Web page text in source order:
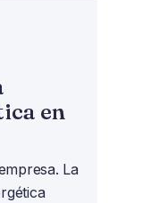
en
La